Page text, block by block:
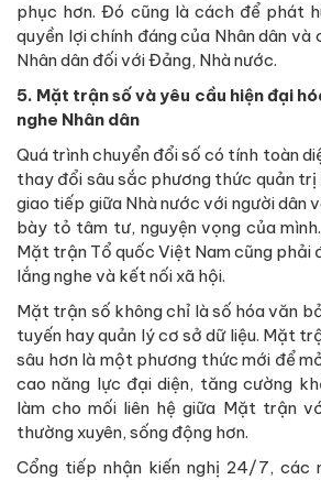
phục hơn. Đó cũng là cách để phát
quyền lợi chính đáng của Nhân dân và
Nhân dân đối với Đảng, Nhà nước.
5. Mặt trận số và yêu cầu hiện đại
nghe Nhân dân
Quá trình chuyển đổi số có tính toàn
thay đổi sâu sắc phương thức quản
giao tiếp giữa Nhà nước với người dân
bày tỏ tâm tư, nguyện vọng của
Mặt trận Tổ quốc Việt Nam cũng phải
lắng nghe và kết nối xã hội.
Mặt trận số không chỉ là số hóa văn
tuyến hay quản lý cơ sở dữ liệu. Mặt
sâu hơn là một phương thức mới để
cao năng lực đại diện, tăng cường
làm cho mối liên hệ giữa Mặt trận
thường xuyên, sống động hơn.
Cổng tiếp nhận kiến nghị 24/7, các